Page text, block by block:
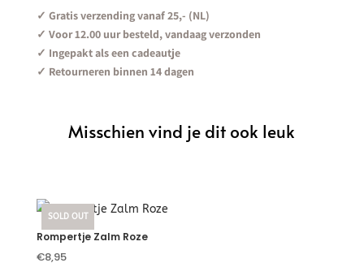
aantal
✓ Gratis verzending vanaf 25,- (NL)
✓ Voor 12.00 uur besteld, vandaag verzonden
✓ Ingepakt als een cadeautje
✓ Retourneren binnen 14 dagen
Misschien vind je dit ook leuk
SOLD OUT
Rompertje Zalm Roze
€8,95